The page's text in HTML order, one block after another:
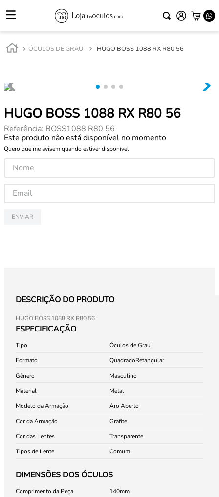
ÓCULOS DE GRAU HUGO BOSS 1088 RX R80 56
HUGO BOSS 1088 RX R80 56
Referência: BOSS1088 R80 56
Este produto não está disponível no momento
Quero que me avisem quando estiver disponível
ENVIAR
DESCRIÇÃO DO PRODUTO
HUGO BOSS 1088 RX R80 56
ESPECIFICAÇÃO
Tipo
Óculos de Grau
Formato
QuadradoRetangular
Gênero
Masculino
Material
Metal
Modelo da Armação
Aro Aberto
Cor da Armação
Grafite
Cor das Lentes
Transparente
Tipos de Lente
Comum
DIMENSÕES DOS ÓCULOS
Comprimento da Peça
140